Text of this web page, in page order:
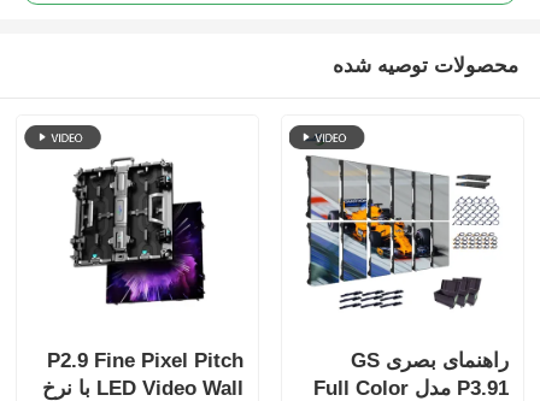
محصولات توصیه شده
راهنمای بصری GS
P3.91 مدل Full Color
P2.9 Fine Pixel Pitch
LED Video Wall با نرخ